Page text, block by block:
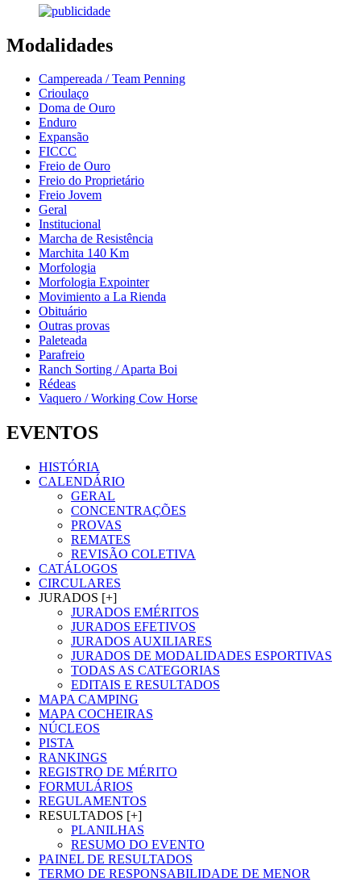
Modalidades
Campereada / Team Penning
Crioulaço
Doma de Ouro
Enduro
Expansão
FICCC
Freio de Ouro
Freio do Proprietário
Freio Jovem
Geral
Institucional
Marcha de Resistência
Marchita 140 Km
Morfologia
Morfologia Expointer
Movimiento a La Rienda
Obituário
Outras provas
Paleteada
Parafreio
Ranch Sorting / Aparta Boi
Rédeas
Vaquero / Working Cow Horse
EVENTOS
HISTÓRIA
CALENDÁRIO
GERAL
CONCENTRAÇÕES
PROVAS
REMATES
REVISÃO COLETIVA
CATÁLOGOS
CIRCULARES
JURADOS [+]
JURADOS EMÉRITOS
JURADOS EFETIVOS
JURADOS AUXILIARES
JURADOS DE MODALIDADES ESPORTIVAS
TODAS AS CATEGORIAS
EDITAIS E RESULTADOS
MAPA CAMPING
MAPA COCHEIRAS
NÚCLEOS
PISTA
RANKINGS
REGISTRO DE MÉRITO
FORMULÁRIOS
REGULAMENTOS
RESULTADOS [+]
PLANILHAS
RESUMO DO EVENTO
PAINEL DE RESULTADOS
TERMO DE RESPONSABILIDADE DE MENOR